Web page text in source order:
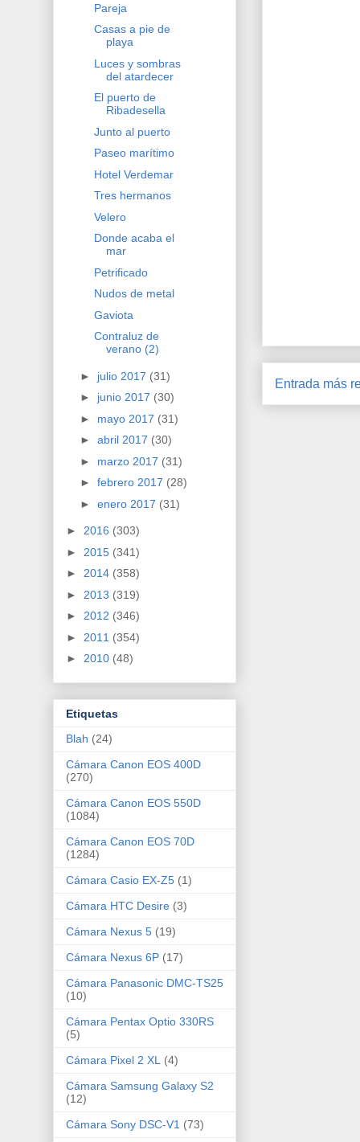
Entrada más
Pareja
Casas a pie de
playa
Luces y sombras
del atardecer
El puerto de
Ribadesella
Junto al puerto
Paseo marítimo
Hotel Verdemar
Tres hermanos
Velero
Donde acaba el
mar
Petrificado
Nudos de metal
Gaviota
Contraluz de
verano (2)
► julio 2017 (31)
► junio 2017 (30)
► mayo 2017 (31)
► abril 2017 (30)
► marzo 2017 (31)
► febrero 2017 (28)
► enero 2017 (31)
► 2016 (303)
► 2015 (341)
► 2014 (358)
► 2013 (319)
► 2012 (346)
► 2011 (354)
► 2010 (48)
Etiquetas
Blah (24)
Cámara Canon EOS 400D
(270)
Cámara Canon EOS 550D
(1084)
Cámara Canon EOS 70D
(1284)
Cámara Casio EX-Z5 (1)
Cámara HTC Desire (3)
Cámara Nexus 5 (19)
Cámara Nexus 6P (17)
Cámara Panasonic DMC-TS25
(10)
Cámara Pentax Optio 330RS
(5)
Cámara Pixel 2 XL
(4)
Cámara Samsung Galaxy S2
(12)
Cámara Sony DSC-V1 (73)